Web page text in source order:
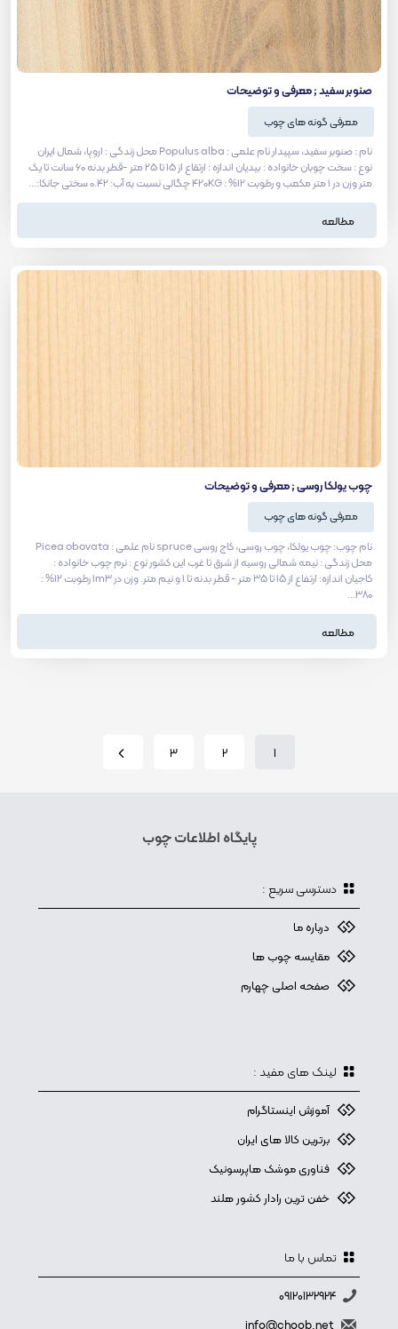
صنوبر سفید ; معرفی و توضیحات
معرفی گونه های چوب
نام : صنوبر سفید، سپیدار نام علمی : Populus alba محل زندگی : اروپا، شمال ایران
نوع : سخت چوبان خانواده : بیدیان اندازه : ارتقاع از 15 تا 25 متر -قطر بدنه 60 سانت تا یک
متر وزن در 1 متر مکعب و رطوبت 12% : 420KG چگالی نسبت به آب: 0.42 سختی جانکا:...
مطالعه
چوب یولکا روسی ; معرفی و توضیحات
معرفی گونه های چوب
نام چوب: چوب یولکا، چوب روسی، کاج روسی spruce نام علمی : Picea obovata
محل زندگی : نیمه شمالی روسیه از شرق تا غرب این کشور نوع : نرم چوب خانواده :
کاجیان اندازه: ارتفاع از 15 تا 35 متر - قطر بدنه تا 1 و نیم متر. وزن در 1m3 رطوبت 12% :
380...
مطالعه
1
2
3
پایگاه اطلاعات چوب
دسترسی سریع :
درباره ما
مقایسه چوب ها
صفحه اصلی چهارم
لینک های مفید :
آموزش اینستاگرام
برترین کالا های ایران
فناوری موشک هاپرسونیک
خفن ترین رادار کشور هلند
تماس با ما
09120132924